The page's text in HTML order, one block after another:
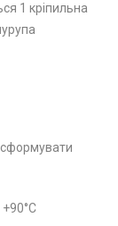
1 кріпильна